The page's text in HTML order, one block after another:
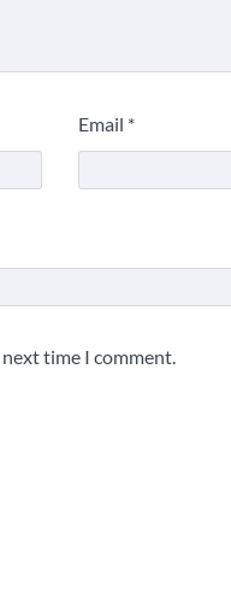
Email *
time I comment.